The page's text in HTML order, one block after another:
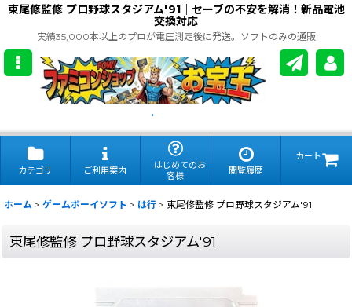
東尾修監修 プロ野球スタジアム'91｜セーブの不安を解消！新品電池
交換対応
実績35,000本以上のプロが電圧測定後に発送。ソフトのみの通販
.
カテゴリ ご利用案内
はじめてのお
客様
閲覧履歴
カート
ホーム > ゲームボーイソフト > は行 > 東尾修監修 プロ野球スタジアム'91
東尾修監修 プロ野球スタジアム'91